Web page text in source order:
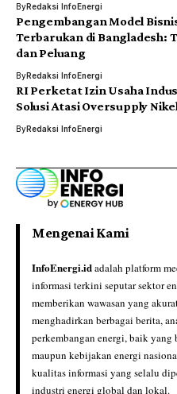
ByRedaksi InfoEnergi
Pengembangan Model
Terbarukan di Bangladesh:
dan Peluang
ByRedaksi InfoEnergi
RI Perketat Izin Usaha
Solusi Atasi Oversupply
ByRedaksi InfoEnergi
Mengenai Kami
InfoEnergi.idadalah platform
informasi terkini seputar sektor
memberikan wawasan yang
menghadirkan berbagai berita,
perkembangan energi, baik yang
maupun kebijakan energi
kualitas informasi yang selalu
industri energi global dan lokal.